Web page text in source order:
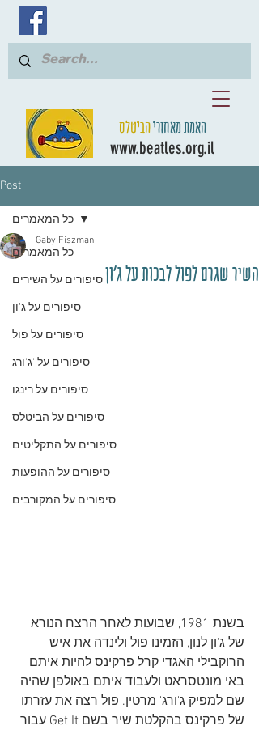
האמת מאחוריהביטלס
www.beatles.org.il
Post
כל המאמרים
סיפורים על השירים
סיפורים על ג'ון
סיפורים על פול
סיפורים על 'ג'ורג
סיפורים על רינגו
סיפורים על הביטלס
סיפורים על התקליטים
סיפורים על ההופעות
סיפורים על המקורבים
כל המאמרים
השיר שגרם לפול לבכות על ג'ון
Gaby Fiszman
בשנת 1981, שבועות לאחר הרצח הנורא
של ג'ון לנון, הזמינו פול ולינדה את איש
הרוקבילי האגדי קרל פרקינס להיות איתם
באי מונטסראט ולעבוד איתם באולפן שהיה
שם למפיק ג'ורג' מרטין. פול רצה את עזרתו
של פרקינס בהקלטת שיר בשם Get It עבור